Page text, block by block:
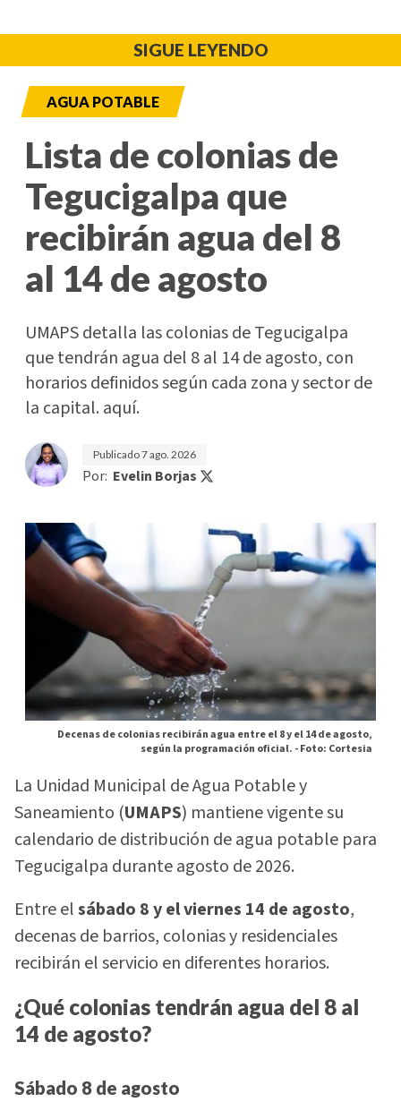
SIGUE LEYENDO
AGUA POTABLE
Lista de colonias de
Tegucigalpa que
recibirán agua del 8
al 14 de agosto
UMAPS detalla las colonias de Tegucigalpa
que tendrán agua del 8 al 14 de agosto, con
horarios definidos según cada zona y sector de
la capital. aquí.
Publicado7 ago. 2026
Por: Evelin Borjas
Decenas de colonias recibirán agua entre el 8 y el 14 de agosto,
según la programación oficial. -Foto: Cortesia
La Unidad Municipal de Agua Potable y
Saneamiento (UMAPS) mantiene vigente su
calendario de distribución de agua potable para
Tegucigalpa durante agosto de 2026.
Entre elsábado 8 y el viernes 14 de agosto,
decenas de barrios, colonias y residenciales
recibirán el servicio en diferentes horarios.
¿Qué colonias tendrán agua del 8 al
14 de agosto?
Sábado 8 de agosto